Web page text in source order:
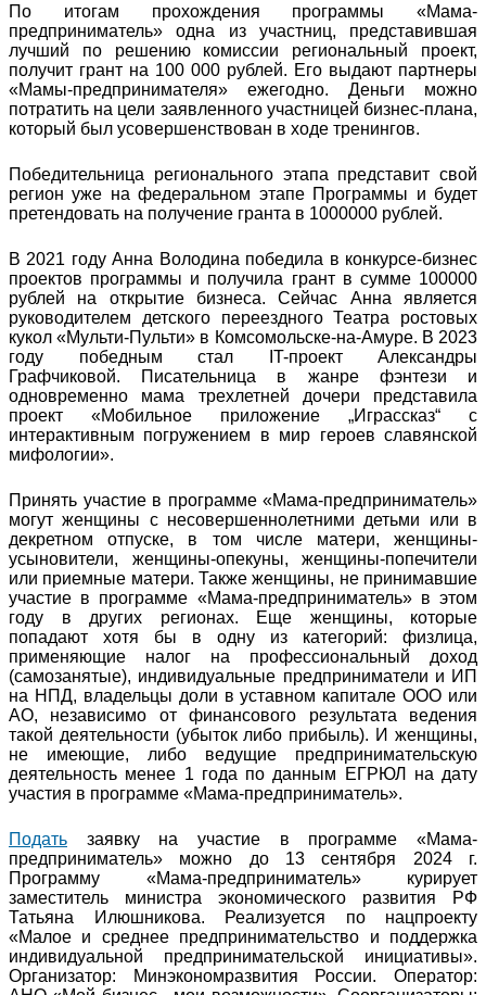
По итогам прохождения программы «Мама-
предприниматель» одна из участниц, представившая
лучший по решению комиссии региональный проект,
получит грант на 100 000 рублей. Его выдают партнеры
«Мамы-предпринимателя» ежегодно. Деньги можно
потратить на цели заявленного участницей бизнес-плана,
который был усовершенствован в ходе тренингов.
Победительница регионального этапа представит свой
регион уже на федеральном этапе Программы и будет
претендовать на получение гранта в 1000000 рублей.
В 2021 году Анна Володина победила в конкурсе-бизнес
проектов программы и получила грант в сумме 100000
рублей на открытие бизнеса. Сейчас Анна является
руководителем детского переездного Театра ростовых
кукол «Мульти-Пульти» в Комсомольске-на-Амуре. В 2023
году победным стал IT-проект Александры
Графчиковой. Писательница в жанре фэнтези и
одновременно мама трехлетней дочери представила
проект «Мобильное приложение „Играссказ“ с
интерактивным погружением в мир героев славянской
мифологии».
Принять участие в программе «Мама-предприниматель»
могут женщины с несовершеннолетними детьми или в
декретном отпуске, в том числе матери, женщины-
усыновители, женщины-опекуны, женщины-попечители
или приемные матери. Также женщины, не принимавшие
участие в программе «Мама-предприниматель» в этом
году в других регионах. Еще женщины, которые
попадают хотя бы в одну из категорий: физлица,
применяющие налог на профессиональный доход
(самозанятые), индивидуальные предприниматели и ИП
на НПД, владельцы доли в уставном капитале ООО или
АО, независимо от финансового результата ведения
такой деятельности (убыток либо прибыль). И женщины,
не имеющие, либо ведущие предпринимательскую
деятельность менее 1 года по данным ЕГРЮЛ на дату
участия в программе «Мама-предприниматель».
Подать заявку на участие в программе «Мама-
предприниматель» можно до 13 сентября 2024 г.
Программу «Мама-предприниматель» курирует
заместитель министра экономического развития РФ
Татьяна Илюшникова. Реализуется по нацпроекту
«Малое и среднее предпринимательство и поддержка
индивидуальной предпринимательской инициативы».
Организатор: Минэкономразвития России. Оператор: